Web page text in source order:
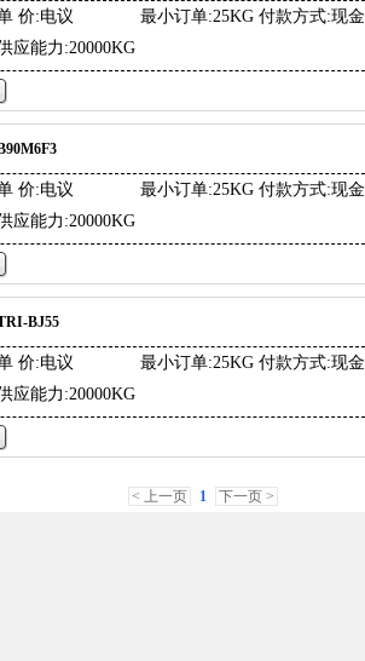
价:电议 最小订单:25KG 付款方式:现金
应能力:20000KG
价:电议 最小订单:25KG 付款方式:现金
应能力:20000KG
BJ55
价:电议 最小订单:25KG 付款方式:现金
应能力:20000KG
< 上一页 1 下一页 >